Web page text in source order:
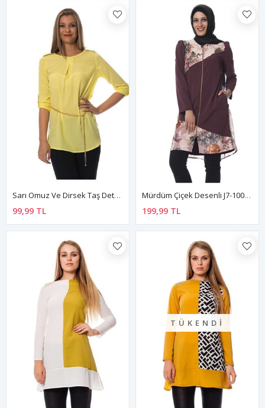
Sarı Omuz Ve Dirsek Taş Detaylı Kadın Tunik D11-94318
99,99 TL
Mürdüm Çiçek Desenli J7-100638
199,99 TL
TÜKENDI